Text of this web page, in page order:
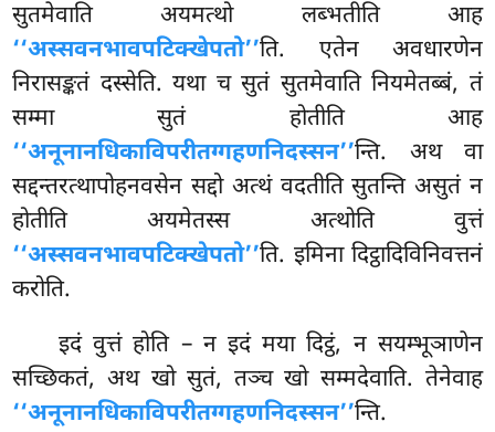
सुतमेवाति अयमत्थो लब्भतीति आह
‘‘अस्सवनभावपटिक्खेपतो’’ति. एतेन अवधारणेन
निरासङ्कतं दस्सेति. यथा च सुतं सुतमेवाति नियमेतब्बं, तं
सम्मा सुतं होतीति आह
‘‘अनूनानधिकाविपरीतग्गहणनिदस्सन’’न्ति. अथ वा
सद्दन्तरत्थापोहनवसेन सद्दो अत्थं वदतीति सुतन्ति असुतं न
होतीति अयमेतस्स अत्थोति वुत्तं
‘‘अस्सवनभावपटिक्खेपतो’’ति. इमिना दिट्ठादिविनिवत्तनं
करोति.
इदं वुत्तं होति – न इदं मया दिट्ठं, न सयम्भूञाणेन
सच्छिकतं, अथ खो सुतं, तञ्च खो सम्मदेवाति. तेनेवाह
‘‘अनूनानधिकाविपरीतग्गहणनिदस्सन’’न्ति.